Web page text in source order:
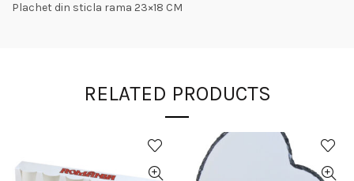
Plachet din sticla rama 23×18 CM
RELATED PRODUCTS